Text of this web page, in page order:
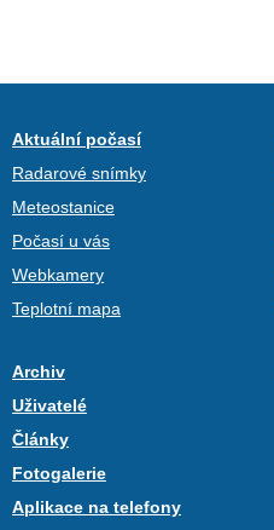
Aktuální počasí
Radarové snímky
Meteostanice
Počasí u vás
Webkamery
Teplotní mapa
Archiv
Uživatelé
Články
Fotogalerie
Aplikace na telefony